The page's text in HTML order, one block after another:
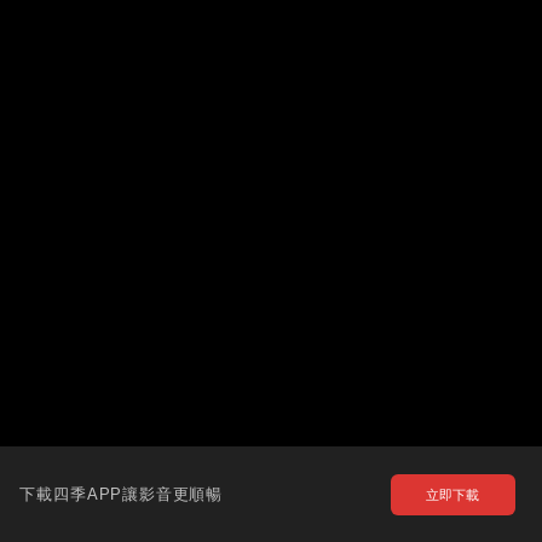
下載四季APP讓影音更順暢 立即下載